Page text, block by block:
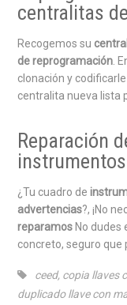
centralitas
Recogemos su
de reprogramación .
clonación y
centralita nueva lista
Reparación
instrumentos
¿Tu cuadro de
advertencias?, ¡No
reparamos No dudes
concreto, seguro que
ceed, copia llaves
duplicado llave con